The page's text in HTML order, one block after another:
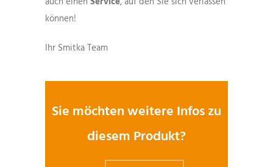
können!
Ihr Smitka Team
Sie möchten weitere Infos zu
diesem Produkt?